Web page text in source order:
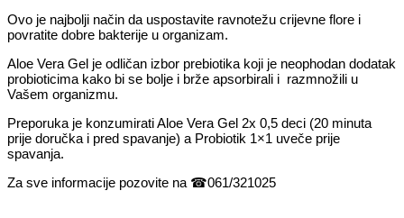
Ovo je najbolji način da uspostavite ravnotežu crijevne flore i
povratite dobre bakterije u organizam.
Aloe Vera Gel je odličan izbor prebiotika koji je neophodan dodatak
probioticima kako bi se bolje i brže apsorbirali i razmnožili u
Vašem organizmu.
Preporuka je konzumirati Aloe Vera Gel 2x 0,5 deci (20 minuta
prije doručka i pred spavanje) a Probiotik 1×1 uveče prije
spavanja.
Za sve informacije pozovite na ☎061/321025